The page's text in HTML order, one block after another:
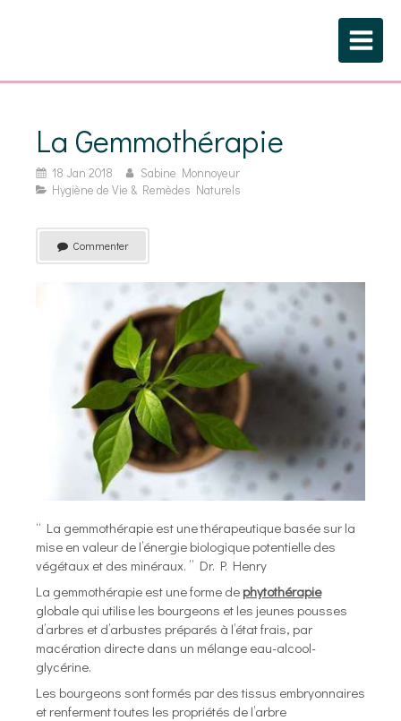
La Gemmothérapie
18 Jan 2018
Sabine Monnoyeur
Hygiène de Vie & Remèdes Naturels
Commenter
“ La gemmothérapie est une thérapeutique basée sur la
mise en valeur de l’énergie biologique potentielle des
végétaux et des minéraux. ” Dr. P. Henry
La gemmothérapie est une forme de phytothérapie
globale qui utilise les bourgeons et les jeunes pousses
d’arbres et d’arbustes préparés à l’état frais, par
macération directe dans un mélange eau-alcool-
glycérine.
Les bourgeons sont formés par des tissus embryonnaires
et renferment toutes les propriétés de l’arbre